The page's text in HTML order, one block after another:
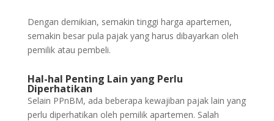
Dengan demikian, semakin tinggi harga apartemen,
semakin besar pula pajak yang harus dibayarkan oleh
pemilik atau pembeli.
Hal-hal Penting Lain yang Perlu
Diperhatikan
Selain PPnBM, ada beberapa kewajiban pajak lain yang
perlu diperhatikan oleh pemilik apartemen. Salah